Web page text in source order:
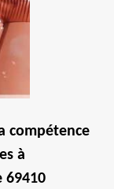
compétence
à
69410